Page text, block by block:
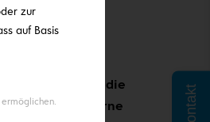
wenn es um die
dass moderne
Kontakt
zur
auf Basis